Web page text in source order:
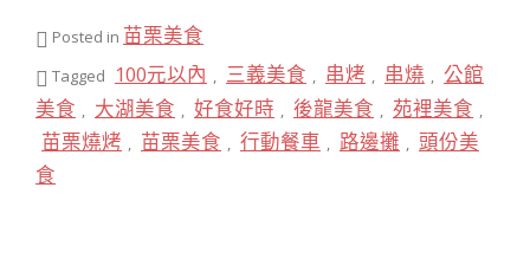
Posted in 苗栗美食
Tagged 100元以內 , 三義美食 , 串烤 , 串燒 , 公館
美食 , 大湖美食 , 好食好時 , 後龍美食 , 苑裡美食 ,
苗栗燒烤 , 苗栗美食 , 行動餐車 , 路邊攤 , 頭份美
食